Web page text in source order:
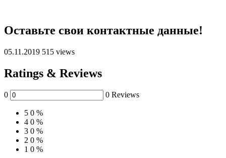
Оставьте свои контактные данные!
05.11.2019 515 views
Ratings & Reviews
0 0 Reviews
5 0 %
4 0 %
3 0 %
2 0 %
1 0 %